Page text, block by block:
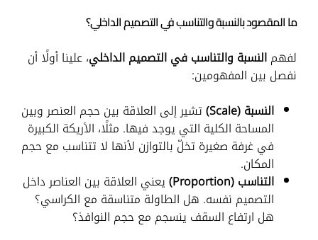
ما المقصود بالنسبة والتناسب في التصميم الداخلي؟
لفهمالنسبة والتناسب في التصميم الداخلي، علينا أولًا أن
نفصل بين المفهومين:
النسبة (Scale)
تشير إلى العلاقة بين حجم العنصر وبين
المساحة الكلية التي يوجد فيها. مثلًا، الأريكة الكبيرة
في غرفة صغيرة تخلّ بالتوازن لأنها لا تتناسب مع حجم
المكان.
التناسب (Proportion)
يعني العلاقة بين العناصر داخل
التصميم نفسه. هل الطاولة متناسقة مع الكراسي؟
هل ارتفاع السقف ينسجم مع حجم النوافذ؟